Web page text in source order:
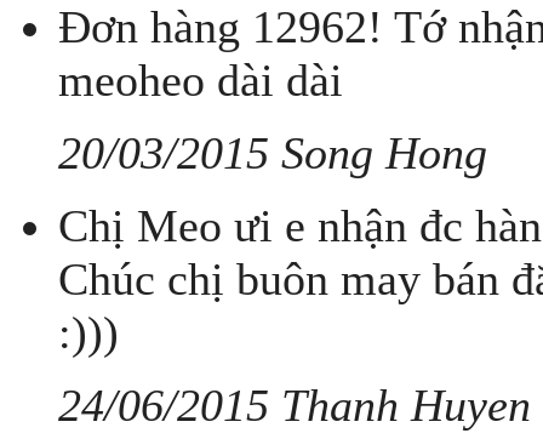
Đơn hàng 12962! Tớ
meoheo dài dài
20/03/2015 Song Hong
Chị Meo ưi e nhận đc
Chúc chị buôn may bán
:)))
24/06/2015 Thanh Huyen